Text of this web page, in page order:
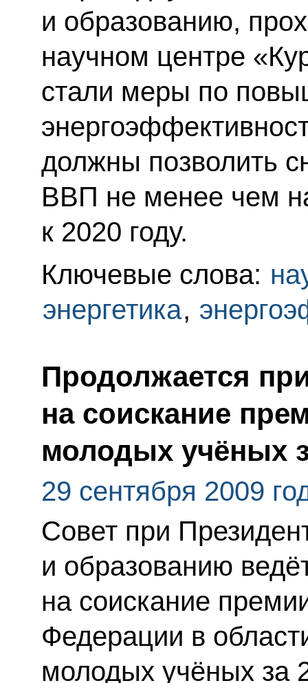
и образованию,
научном центре
стали меры по
должны позволить
ВВП не менее чем
к 2020 году.
Ключевые слова:
энергетика,
Продолжается
на соискание
молодых учёных
29 сентября 2009
Совет при
и образованию
на соискание
Федерации в
молодых учёных за